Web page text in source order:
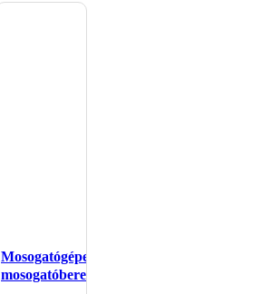
Mosogatógépek,
mosogatóberendezések